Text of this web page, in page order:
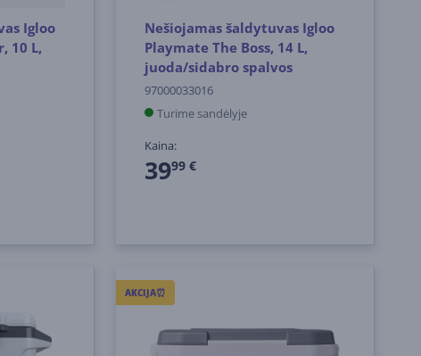
Igloo
10 L,
Nešiojamas šaldytuvas Igloo
Playmate The Boss, 14 L,
juoda/sidabro spalvos
97000033016
Turime sandėlyje
Kaina:
3999 €
AKCIJA⏰